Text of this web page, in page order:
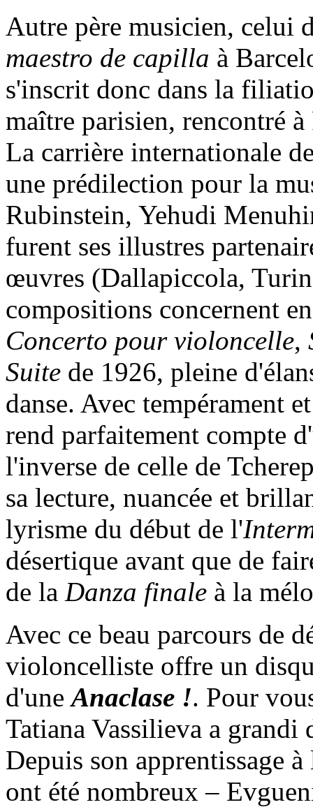
Autre père musicien, celui
maestro de capilla à
s'inscrit donc dans la
maître parisien, rencontré
La carrière internationale
une prédilection pour la
Rubinstein, Yehudi
furent ses illustres
œuvres (Dallapiccola,
compositions concernent
Concerto pour violoncelle,
Suite de 1926, pleine
danse. Avec tempérament
rend parfaitement compte
l'inverse de celle de
sa lecture, nuancée et
lyrisme du début de l'
désertique avant que de
de la Danza finale à la
Avec ce beau parcours de
violoncelliste offre un
d'uneAnaclase !. Pour
Tatiana Vassilieva a
Depuis son apprentissage
ont été nombreux –